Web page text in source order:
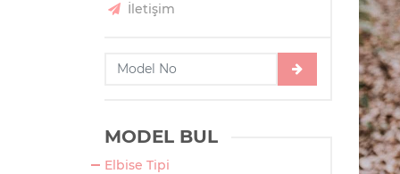
İletişim
MODEL BUL
Elbise Tipi